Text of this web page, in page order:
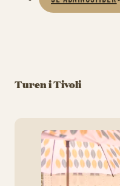
Turen i Tivoli